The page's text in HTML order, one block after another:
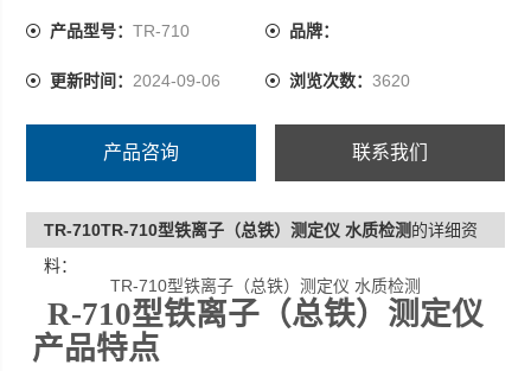
产品型号：TR-710 品牌：
更新时间： 2024-09-06 浏览次数： 3620
产品咨询 联系我们
TR-710TR-710型铁离子（总铁）测定仪 水质检测的详细资
料：
TR-710型铁离子（总铁）测定仪 水质检测
R-710型铁离子（总铁）测定仪
产品特点